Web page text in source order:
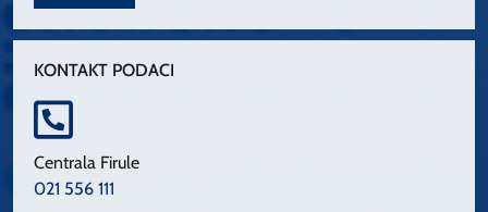
KONTAKT PODACI
Centrala Firule
021 556 111